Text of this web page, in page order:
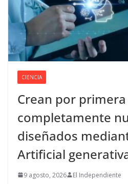
CIENCIA
Crean por primera
completamente
diseñados
Artificial
9 agosto, 2026 El Independiente